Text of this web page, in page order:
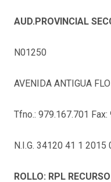
AUD.PROVINCIAL
N01250
AVENIDA ANTIGUA
Tfno.: 979.167.701 Fax:
N.I.G. 34120 41 1 2015
ROLLO: RPL